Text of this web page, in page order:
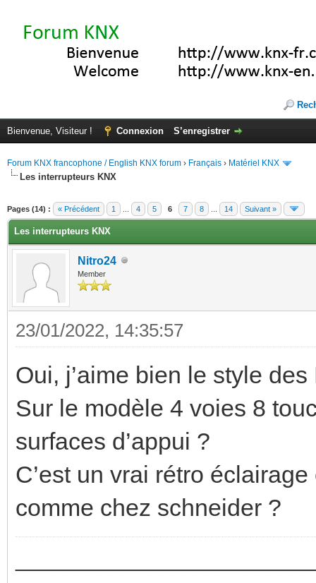
Bienvenue, Visiteur ! Connexion S’enregistrer
Forum KNX francophone / English KNX forum › Français › Matériel KNX
Les interrupteurs KNX
Pages (14) : « Précédent 1 4 5 6 7 8 14 Suivant »
Les interrupteurs KNX
Nitro24
Member
23/01/2022, 14:35:57
Oui, j’aime bien le style
Sur le modèle 4 voies 8
surfaces d’appui ?
C’est un vrai rétro
comme chez schneider ?